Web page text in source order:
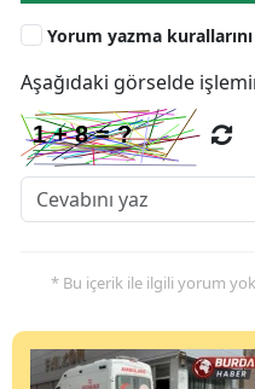
Yorum yazma kurallarını
Aşağıdaki görselde
* Bu içerik ile ilgili yorum